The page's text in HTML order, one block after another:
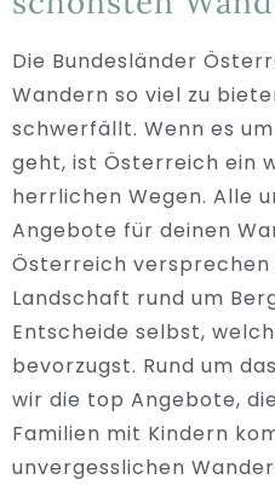
Die Bundesländer
Wandern so viel zu
schwerfällt. Wenn es
geht, ist Österreich ein
herrlichen Wegen. Alle
Angebote für deinen
Österreich
Landschaft rund um
Entscheide selbst,
bevorzugst. Rund um
wir die top Angebote,
Familien mit Kindern
unvergesslichen